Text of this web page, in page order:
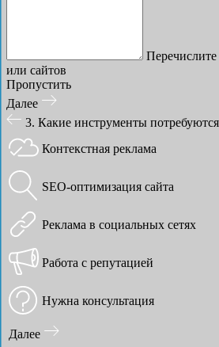
или сайтов
Пропустить
Далее
3. Какие инструменты
Контекстная реклама
SEO-оптимизация сайта
Реклама в социальных сетях
Работа с репутацией
Нужна консультация
Далее